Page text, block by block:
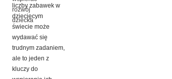
liczby zabawek w
dziecięcym
świecie może
wydawać się
trudnym zadaniem,
ale to jeden z
kluczy do